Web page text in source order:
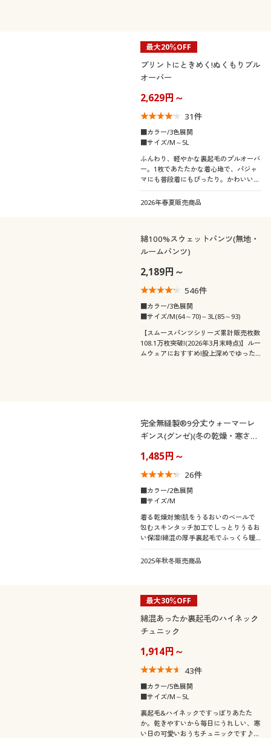
最大20％OFF
プリントにときめく!ぬくもりプル
オーバー
2,629円～
31件
■カラー/3色展開
■サイズ/M～5L
ふんわり、軽やかな裏起毛のプルオーバ
ー。1枚であたたかな着心地で、パジャ
マにも普段着にもぴったり。かわいいプ
リント柄でときめきを♪ふっくらさん対
応サイズplump(プランプ)もあります。
2026年春夏販売商品
綿100%スウェットパンツ(無地・
ルームパンツ)
2,189円～
546件
■カラー/3色展開
■サイズ/M(64～70)～3L(85～93)
【スムースパンツシリーズ累計販売枚数
108.1万枚突破!(2026年3月末時点)】ルー
ムウェアにおすすめ!股上深めでゆった
完全無縫製®9分丈ウォーマーレ
ギンス(グンゼ)(冬の乾燥・寒さ対
1,485円～
26件
■カラー/2色展開
■サイズ/M
着る乾燥対策!肌をうるおいのベールで
包むスキンタッチ加工でしっとりうるお
い保湿!綿混の厚手裏起毛でふっくら暖
か&縫い目なしの接着仕様で肌への刺激
軽減&切りっぱなしでアウターにひびき
2025年秋冬販売商品
最大30％OFF
綿混あったか裏起毛のハイネック
チュニック
1,914円～
43件
■カラー/5色展開
■サイズ/M～5L
裏起毛&ハイネックですっぽりあたた
か。乾きやすいから毎日にうれしい、寒
い日の可愛いおうちチュニックです♪ふ